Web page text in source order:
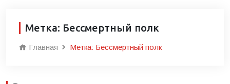
Метка: Бессмертный полк
Главная Метка: Бессмертный полк